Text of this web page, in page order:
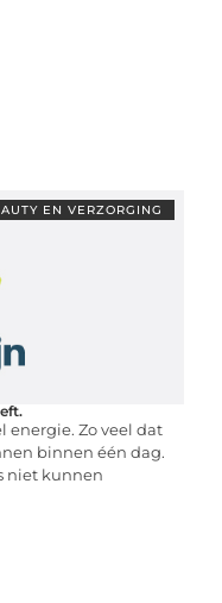
EN VERZORGING
energie. Zo veel dat
binnen één dag.
niet kunnen